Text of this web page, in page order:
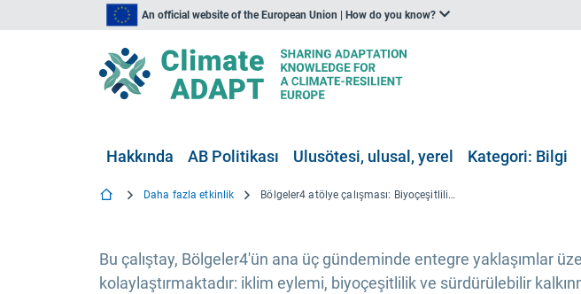
An official website of the European Union | How do you know?
Hakkında AB Politikası Ulusötesi, ulusal, yerel Kategori: Bilgi
Daha fazla etkinlik Bölgeler4 atölye çalışması: Biyoçeşitlilik, iklim değişikliği ve sürdürülebilir kalkınma arasındaki bağlantılar
Bu çalıştay, Bölgeler4'ün ana üç gündeminde entegre yaklaşımlar
kolaylaştırmaktadır: iklim eylemi, biyoçeşitlilik ve sürdürülebilir